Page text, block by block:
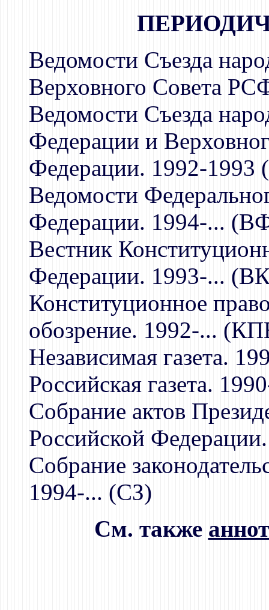
Ведомости Съезда
Верховного Совета
Ведомости Съезда
Федерации и
Федерации. 1992-
Ведомости
Федерации. 1994-...
Вестник
Федерации. 1993-...
Конституционное
обозрение. 1992-...
Независимая газета.
Российская газета.
Собрание актов
Российской
Собрание
1994-... (СЗ)
См. также